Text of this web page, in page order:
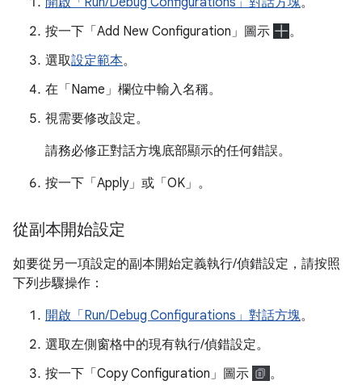
按一下「Add New Configuration」圖示
。
選取設定範本。
在「Name」 欄位中輸入名稱。
視需要修改設定。
請務必修正對話方塊底部顯示的任何錯誤。
按一下「Apply」 或「OK」 。
從副本開始設定
如要從另一項設定的副本開始定義執行/偵錯設定，請按照
下列步驟操作：
開啟「Run/Debug Configurations」對話方塊。
選取左側窗格中的現有執行/偵錯設定。
按一下「Copy Configuration」圖示
。